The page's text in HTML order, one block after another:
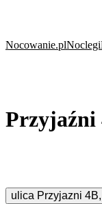
Nocowanie.plNoclegi
Przyjaźni
ulica Przyjazni 4B,